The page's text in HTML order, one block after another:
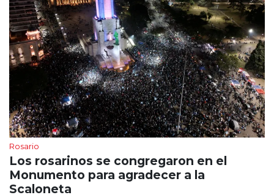
Rosario
Los rosarinos se congregaron en el
Monumento para agradecer a la
Scaloneta